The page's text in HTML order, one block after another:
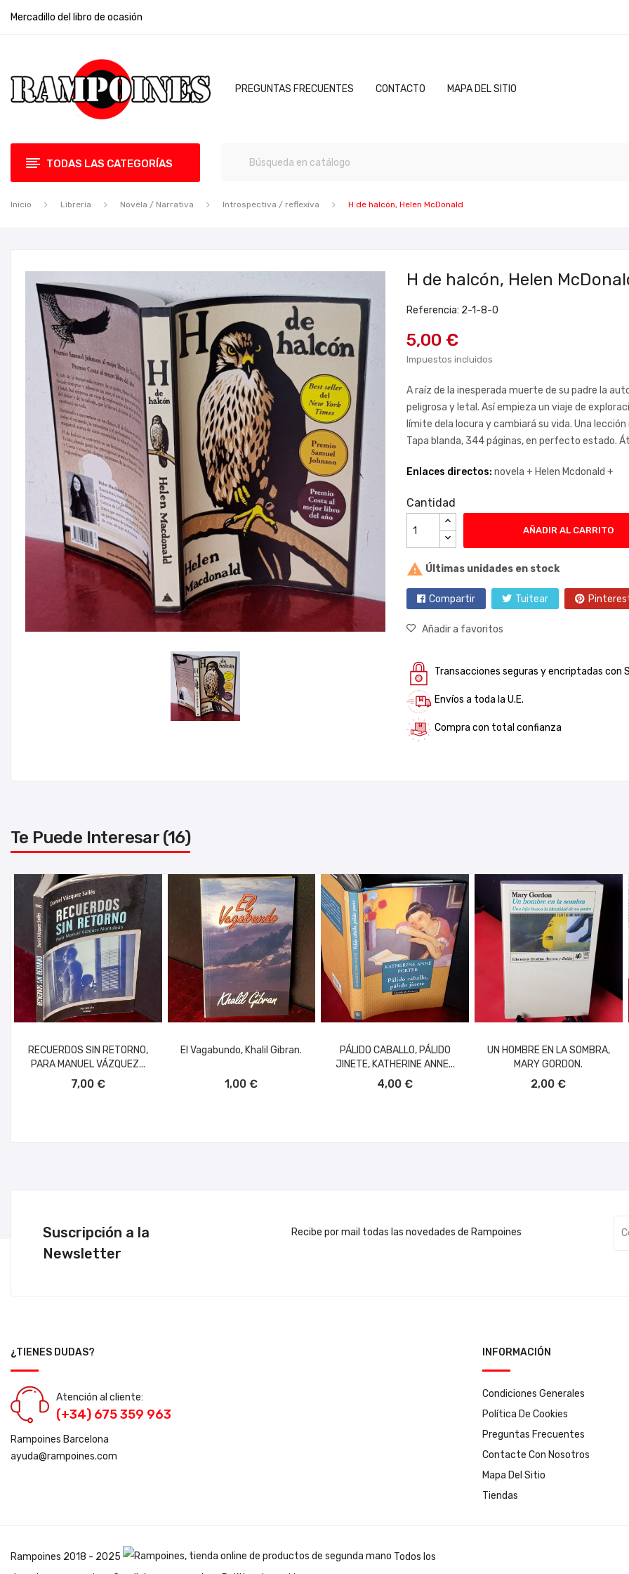
Mercadillo del libro de ocasión
PREGUNTAS FRECUENTES CONTACTO MAPA DEL SITIO
TODAS LAS CATEGORÍAS
Inicio Librería Novela / Narrativa Introspectiva / reflexiva H de halcón, Helen McDonald
H de halcón, Helen
Referencia: 2-1-8-0
5,00 €
Impuestos incluidos
A raíz de la inesperada muerte de su padre la
peligrosa y letal. Así empieza un viaje de
límite dela locura y cambiará su vida. Una
Tapa blanda, 344 páginas, en perfecto estado.
Enlaces directos: novela + Helen Mcdonald +
Cantidad
AÑADIR AL CARRITO
 Últimas unidades en stock
Compartir Tuitear
Añadir a favoritos
Transacciones seguras y encriptadas con
Envíos a toda la U.E.
Compra con total confianza
Te Puede Interesar (16)
RECUERDOS SIN RETORNO,
PARA MANUEL VÁZQUEZ...
7,00 €
El Vagabundo, Khalil Gibran.
1,00 €
PÁLIDO CABALLO, PÁLIDO
JINETE, KATHERINE ANNE...
4,00 €
UN HOMBRE EN LA SOMBRA,
MARY GORDON.
2,00 €
Suscripción a la
Newsletter
Recibe por mail todas las novedades de Rampoines
¿TIENES DUDAS?
Atención al cliente:
(+34) 675 359 963
Rampoines Barcelona
ayuda@rampoines.com
INFORMACIÓN
Condiciones Generales
Política De Cookies
Preguntas Frecuentes
Contacte Con Nosotros
Mapa Del Sitio
Tiendas
Rampoines 2018 - 2025
Todos los